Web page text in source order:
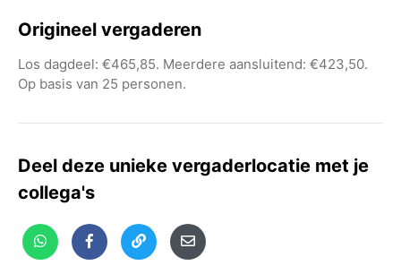
Origineel vergaderen
Los dagdeel: €465,85. Meerdere aansluitend: €423,50.
Op basis van 25 personen.
Deel deze unieke vergaderlocatie met je
collega's